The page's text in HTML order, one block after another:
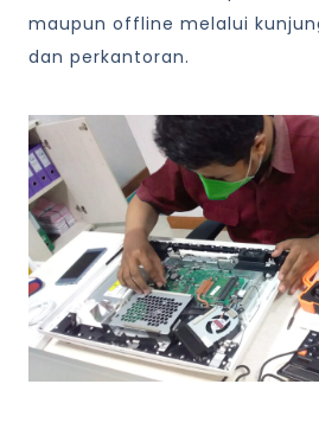
maupun offline melalui
dan perkantoran.